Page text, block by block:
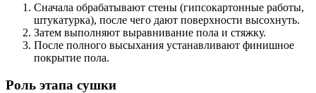
Сначала обрабатывают стены (гипсокартонные работы,
штукатурка), после чего дают поверхности высохнуть.
Затем выполняют выравнивание пола и стяжку.
После полного высыхания устанавливают финишное
покрытие пола.
Роль этапа сушки